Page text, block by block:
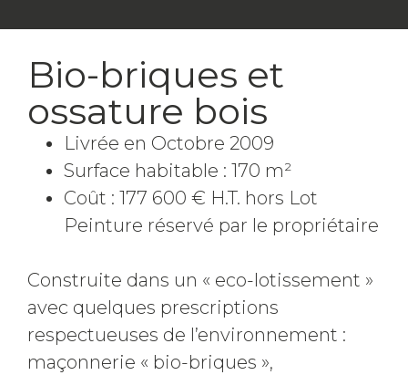
Bio-briques et
ossature bois
Livrée en Octobre 2009
Surface habitable : 170 m²
Coût : 177 600 € H.T. hors Lot
Peinture réservé par le propriétaire
Construite dans un « eco-lotissement »
avec quelques prescriptions
respectueuses de l’environnement :
maçonnerie « bio-briques »,